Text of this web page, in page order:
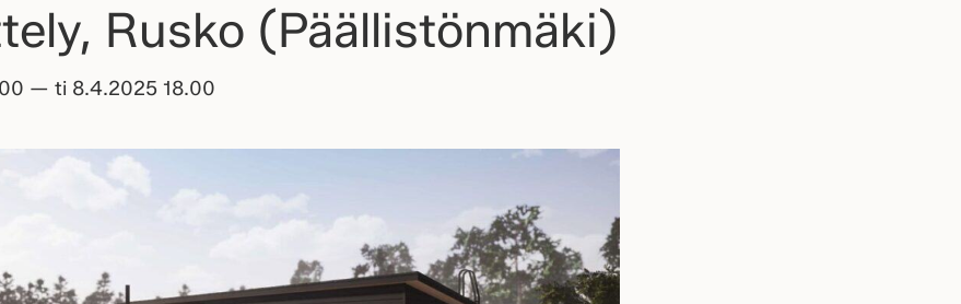
Rusko (Päällistönmäki)
— ti 8.4.2025 18.00